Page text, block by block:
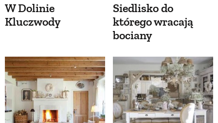
W Dolinie
Kluczwody
Siedlisko do
którego wracają
bociany